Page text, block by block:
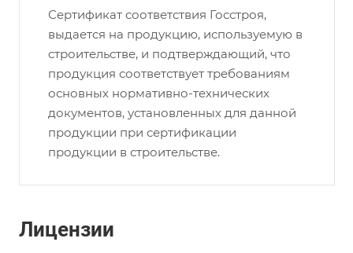
Сертификат соответствия Госстроя,
выдается на продукцию, используемую в
строительстве, и подтверждающий, что
продукция соответствует требованиям
основных нормативно-технических
документов, установленных для данной
продукции при сертификации
продукции в строительстве.
Лицензии